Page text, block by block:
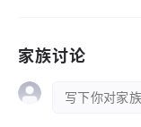
家族讨论
写下你对家